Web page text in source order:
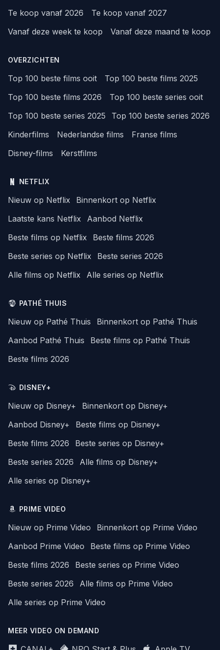
Te koop vanaf 2026
Te koop vanaf 2027
Vanaf deze week te koop
Vanaf deze maand te koop
OVERZICHTEN
Top 100 beste films ooit
Top 100 beste films 2025
Top 100 beste films 2026
Top 100 beste series ooit
Top 100 beste series 2025
Top 100 beste series 2026
Kinderfilms
Nederlandse films
Franse films
Disney-films
Kerstfilms
NETFLIX
Nieuw op Netflix
Binnenkort op Netflix
Laatste kans Netflix
Aanbod Netflix
Beste films op Netflix
Beste films 2026
Beste series op Netflix
Beste series 2026
Alle films op Netflix
Alle series op Netflix
PATHÉ THUIS
Nieuw op Pathé Thuis
Binnenkort op Pathé Thuis
Aanbod Pathé Thuis
Beste films op Pathé Thuis
Beste films 2026
DISNEY+
Nieuw op Disney+
Binnenkort op Disney+
Aanbod Disney+
Beste films op Disney+
Beste films 2026
Beste series op Disney+
Beste series 2026
Alle films op Disney+
Alle series op Disney+
PRIME VIDEO
Nieuw op Prime Video
Binnenkort op Prime Video
Aanbod Prime Video
Beste films op Prime Video
Beste films 2026
Beste series op Prime Video
Beste series 2026
Alle films op Prime Video
Alle series op Prime Video
MEER VIDEO ON DEMAND